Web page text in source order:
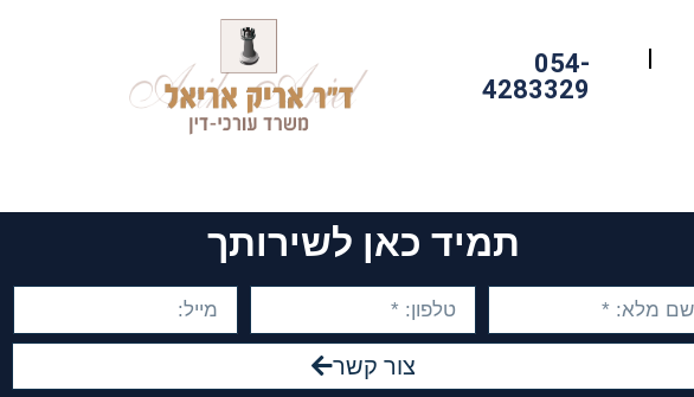
054-
4283329
תמיד כאן לשירותך
צור קשר